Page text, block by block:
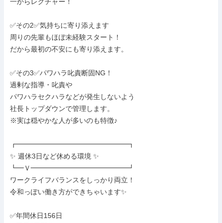
✅その2✅気持ちに寄り添えます
周りの先輩もほぼ未経験スタート！
だから最初の不安にも寄り添えます。
✅その3✅パワハラ叱責断固NG！
過剰な指導・叱責や
パワハラセクハラなどが発生しないよう
社長トップダウンで管理します。
※実は穏やかな人が多いのも特徴♪
┏━━━━━━━━━━━━━━━━┓
✨ 週休3日など休める環境 ✨
┗━Ｖ━━━━━━━━━━━━━━┛
ワークライフバランスをしっかり両立！
令和っぽい働き方ができちゃいます✨
✅年間休日156日